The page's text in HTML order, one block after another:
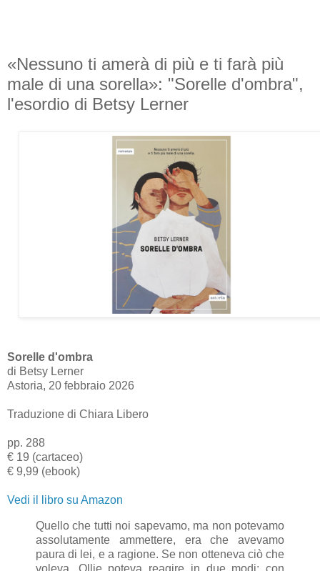
«Nessuno ti amerà di più e ti farà più
male di una sorella»: "Sorelle d'ombra",
l'esordio di Betsy Lerner
Sorelle d'ombra
di Betsy Lerner
Astoria, 20 febbraio 2026
Traduzione di Chiara Libero
pp. 288
€ 19 (cartaceo)
€ 9,99 (ebook)
Vedi il libro su Amazon
Quello che tutti noi sapevamo, ma non potevamo
assolutamente ammettere, era che avevamo
paura di lei, e a ragione. Se non otteneva ciò che